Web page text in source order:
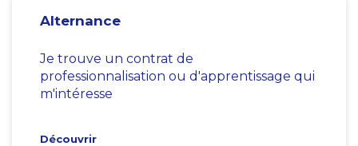
Alternance
Je trouve un contrat de
professionnalisation ou d'apprentissage qui
m'intéresse
Découvrir